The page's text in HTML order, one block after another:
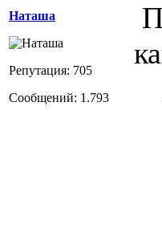
Наташа
Репутация: 705
Сообщений: 1.793